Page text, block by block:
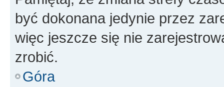
być dokonana jedynie przez
więc jeszcze się nie
zrobić.
Góra